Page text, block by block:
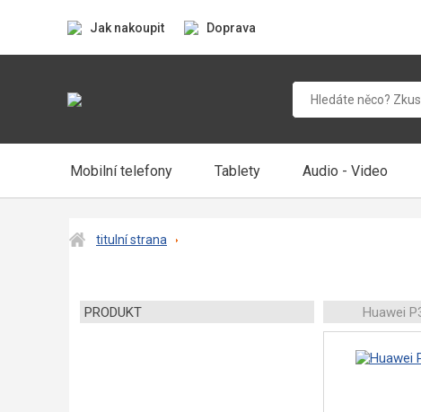
Jak nakoupit Doprava
Mobilní telefony Tablety Audio - Video
titulní strana
PRODUKT Huawei